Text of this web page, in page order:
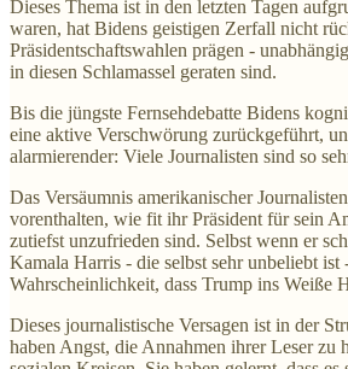
Dieses Thema ist in den letzten Tagen
waren, hat Bidens geistigen Zerfall nicht
Präsidentschaftswahlen prägen -
in diesen Schlamassel geraten sind.
Bis die jüngste Fernsehdebatte Bidens
eine aktive Verschwörung zurückgeführt,
alarmierender: Viele Journalisten sind so
Das Versäumnis amerikanischer
vorenthalten, wie fit ihr Präsident für sein
zutiefst unzufrieden sind. Selbst wenn er
Kamala Harris - die selbst sehr unbeliebt
Wahrscheinlichkeit, dass Trump ins Weiße
Dieses journalistische Versagen ist in der
haben Angst, die Annahmen ihrer Leser zu